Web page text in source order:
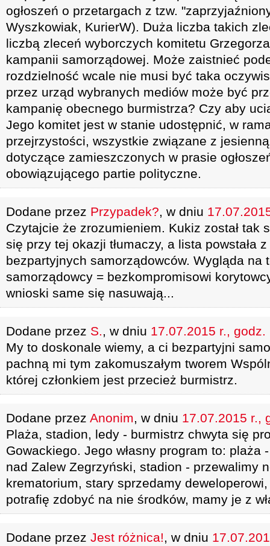
ogłoszeń o przetargach z tzw.
Wyszkowiak, KurierW). Duża liczba takich
liczbą zleceń wyborczych komitetu
kampanii samorządowej. Może zaistnieć
rozdzielność wcale nie musi być taka
przez urząd wybranych mediów może być
kampanię obecnego burmistrza? Czy aby
Jego komitet jest w stanie udostępnić, w
przejrzystości, wszystkie związane z
dotyczące zamieszczonych w prasie
obowiązującego partie polityczne.
Dodane przez Przypadek?, w dniu
Czytajcie że zrozumieniem. Kukiz został tak
się przy tej okazji tłumaczy, a lista powstała
bezpartyjnych samorządowców. Wygląda na
samorządowcy = bezkompromisowi
wnioski same się nasuwają...
Dodane przez S., w dniu 17.07.2015 r., godz.
My to doskonale wiemy, a ci bezpartyjni
pachną mi tym zakomuszałym tworem
której członkiem jest przecież burmistrz.
Dodane przez Anonim, w dniu 17.07.2015 r.,
Plaża, stadion, ledy - burmistrz chwyta się
Gowackiego. Jego własny program to: plaża
nad Zalew Zegrzyński, stadion - przewalimy
krematorium, stary sprzedamy
potrafię zdobyć na nie środków, mamy je z
Dodane przez Jest różnica!, w dniu